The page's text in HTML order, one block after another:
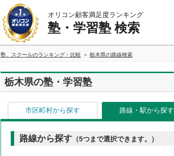
オリコン顧客満足度ランキング
塾・学習塾 検索
塾、スクールのランキング・比較 栃木県の路線検索
栃木県の塾・学習塾
市区町村から探す 路線・駅から探す
路線から探す （5つまで選択できます。）